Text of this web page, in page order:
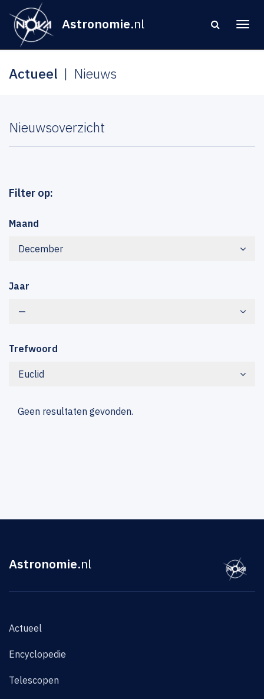
Astronomie.nl
Actueel Nieuws
Nieuwsoverzicht
Filter op:
Maand
December
Jaar
—
Trefwoord
Euclid
Geen resultaten gevonden.
Astronomie.nl
Actueel
Encyclopedie
Telescopen